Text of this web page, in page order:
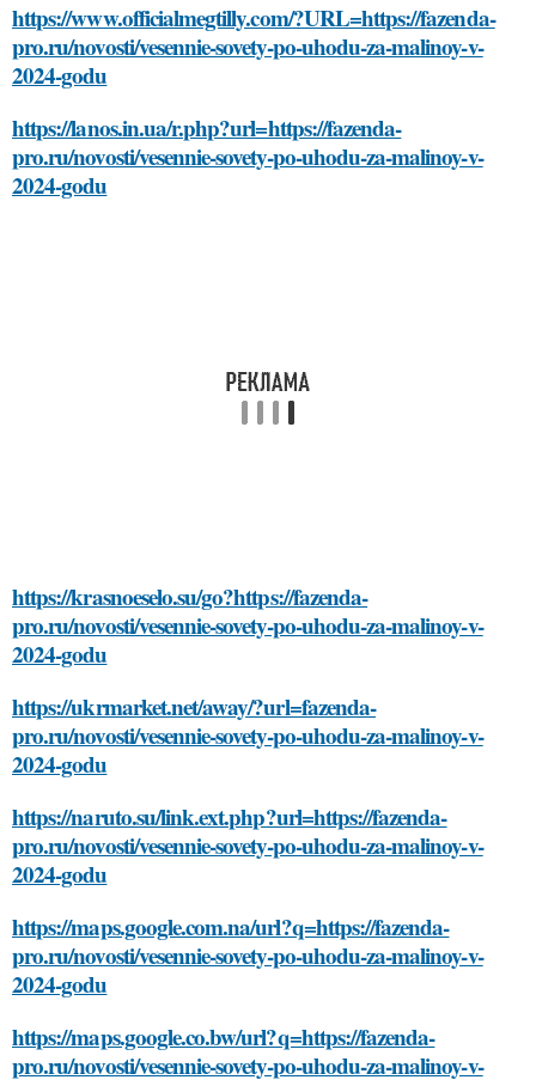
https://www.officialmegtilly.com/?URL=https://fazenda-
pro.ru/novosti/vesennie-sovety-po-uhodu-za-malinoy-v-
2024-godu
https://lanos.in.ua/r.php?url=https://fazenda-
pro.ru/novosti/vesennie-sovety-po-uhodu-za-malinoy-v-
2024-godu
https://krasnoeselo.su/go?https://fazenda-
pro.ru/novosti/vesennie-sovety-po-uhodu-za-malinoy-v-
2024-godu
https://ukrmarket.net/away/?url=fazenda-
pro.ru/novosti/vesennie-sovety-po-uhodu-za-malinoy-v-
2024-godu
https://naruto.su/link.ext.php?url=https://fazenda-
pro.ru/novosti/vesennie-sovety-po-uhodu-za-malinoy-v-
2024-godu
https://maps.google.com.na/url?q=https://fazenda-
pro.ru/novosti/vesennie-sovety-po-uhodu-za-malinoy-v-
2024-godu
https://maps.google.co.bw/url?q=https://fazenda-
pro.ru/novosti/vesennie-sovety-po-uhodu-za-malinoy-v-